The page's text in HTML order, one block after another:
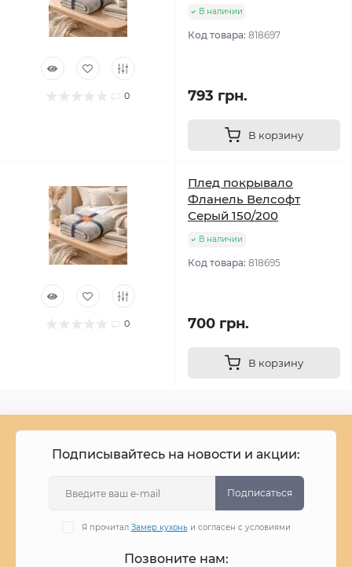
0
В наличии
Код товара: 818697
793 грн.
В корзину
0
Плед покрывало
Фланель Велсофт
Серый 150/200
В наличии
Код товара: 818695
700 грн.
В корзину
Подписывайтесь на новости и акции:
Подписаться
Я прочитал Замер кухоньи согласен с условиями
Позвоните нам: